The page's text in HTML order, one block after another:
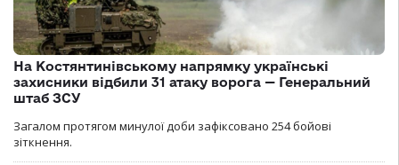
На Костянтинівському напрямку українські
захисники відбили 31 атаку ворога — Генеральний
штаб ЗСУ
Загалом протягом минулої доби зафіксовано 254 бойові
зіткнення.